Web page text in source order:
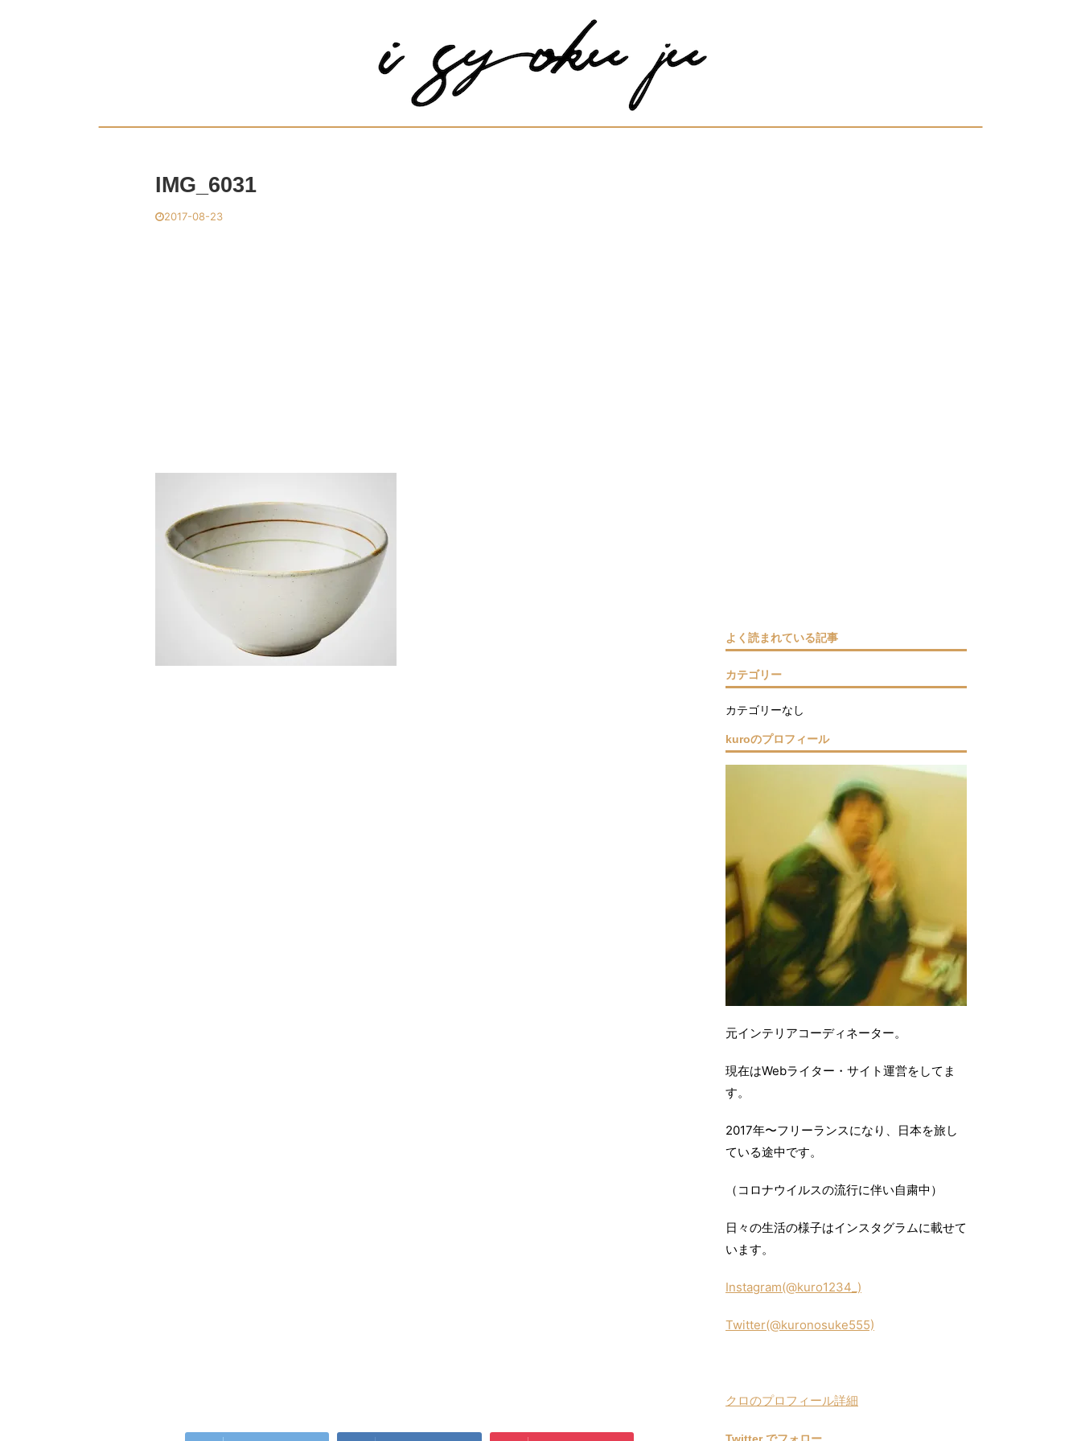
IMG_6031
2017-08-23
よく読まれている記事
カテゴリー
カテゴリーなし
kuroのプロフィール
元インテリアコーディネーター。
現在はWebライター・サイト運営をしてま
す。
2017年〜フリーランスになり、日本を旅し
ている途中です。
（コロナウイルスの流行に伴い自粛中）
日々の生活の様子はインスタグラムに載せて
います。
Instagram(@kuro1234_)
Twitter(@kuronosuke555)
クロのプロフィール詳細